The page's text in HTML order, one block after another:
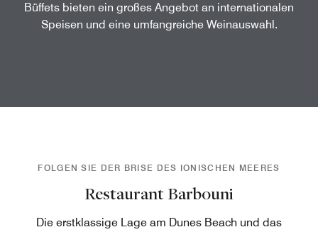
Büffets bieten ein großes Angebot an internationalen
Speisen und eine umfangreiche Weinauswahl.
FOLGEN SIE DER BRISE DES IONISCHEN MEERES
Restaurant Barbouni
Die erstklassige Lage am Dunes Beach und das